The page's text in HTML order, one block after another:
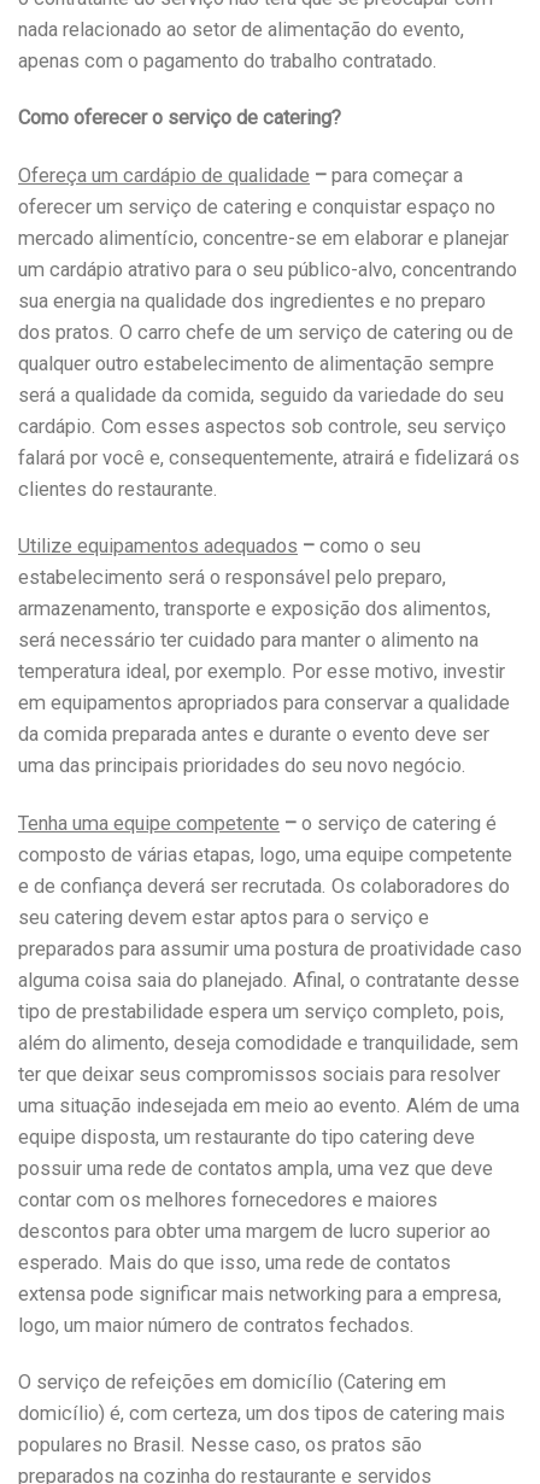
nada relacionado ao setor de alimentação do evento,
apenas com o pagamento do trabalho contratado.
Como oferecer o serviço de catering?
Ofereça um cardápio de qualidade – para começar a
oferecer um serviço de catering e conquistar espaço no
mercado alimentício, concentre-se em elaborar e planejar
um cardápio atrativo para o seu público-alvo, concentrando
sua energia na qualidade dos ingredientes e no preparo
dos pratos. O carro chefe de um serviço de catering ou de
qualquer outro estabelecimento de alimentação sempre
será a qualidade da comida, seguido da variedade do seu
cardápio. Com esses aspectos sob controle, seu serviço
falará por você e, consequentemente, atrairá e fidelizará os
clientes do restaurante.
Utilize equipamentos adequados – como o seu
estabelecimento será o responsável pelo preparo,
armazenamento, transporte e exposição dos alimentos,
será necessário ter cuidado para manter o alimento na
temperatura ideal, por exemplo. Por esse motivo, investir
em equipamentos apropriados para conservar a qualidade
da comida preparada antes e durante o evento deve ser
uma das principais prioridades do seu novo negócio.
Tenha uma equipe competente – o serviço de catering é
composto de várias etapas, logo, uma equipe competente
e de confiança deverá ser recrutada. Os colaboradores do
seu catering devem estar aptos para o serviço e
preparados para assumir uma postura de proatividade caso
alguma coisa saia do planejado. Afinal, o contratante desse
tipo de prestabilidade espera um serviço completo, pois,
além do alimento, deseja comodidade e tranquilidade, sem
ter que deixar seus compromissos sociais para resolver
uma situação indesejada em meio ao evento. Além de uma
equipe disposta, um restaurante do tipo catering deve
possuir uma rede de contatos ampla, uma vez que deve
contar com os melhores fornecedores e maiores
descontos para obter uma margem de lucro superior ao
esperado. Mais do que isso, uma rede de contatos
extensa pode significar mais networking para a empresa,
logo, um maior número de contratos fechados.
O serviço de refeições em domicílio (Catering em
domicílio) é, com certeza, um dos tipos de catering mais
populares no Brasil. Nesse caso, os pratos são
preparados na cozinha do restaurante e servidos